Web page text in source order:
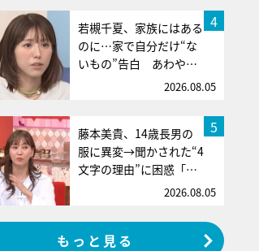
4
若槻千夏、家族にはある
のに…家で自分だけ“な
いもの”告白 あわや…
2026.08.05
5
藤本美貴、14歳長男の
服に異変→聞かされた“4
文字の理由”に困惑「…
2026.08.05
もっと見る